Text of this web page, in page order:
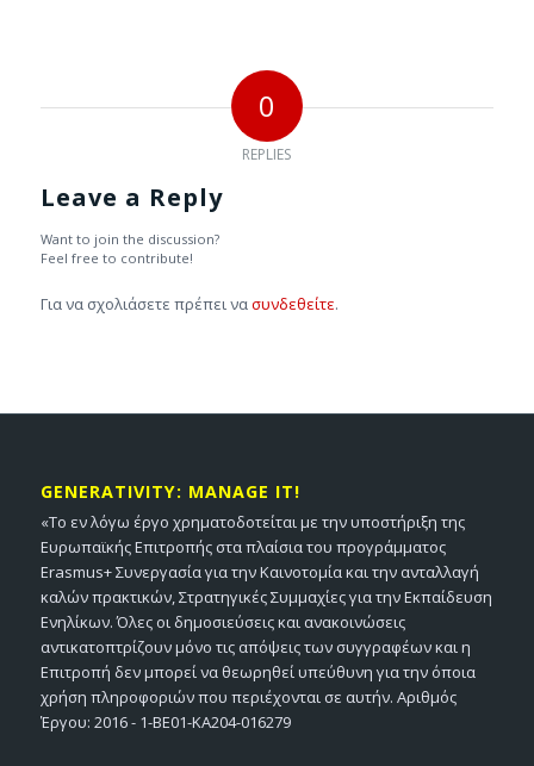
0
REPLIES
Leave a Reply
Want to join the discussion?
Feel free to contribute!
Για να σχολιάσετε πρέπει νασυνδεθείτε.
GENERATIVITY: MANAGE IT!
«Το εν λόγω έργο χρηματοδοτείται με την υποστήριξη της
Ευρωπαϊκής Επιτροπής στα πλαίσια του προγράμματος
Erasmus+ Συνεργασία για την Καινοτομία και την ανταλλαγή
καλών πρακτικών, Στρατηγικές Συμμαχίες για την Εκπαίδευση
Ενηλίκων. Όλες οι δημοσιεύσεις και ανακοινώσεις
αντικατοπτρίζουν μόνο τις απόψεις των συγγραφέων και η
Επιτροπή δεν μπορεί να θεωρηθεί υπεύθυνη για την όποια
χρήση πληροφοριών που περιέχονται σε αυτήν. Αριθμός
Έργου: 2016 - 1-BE01-KA204-016279